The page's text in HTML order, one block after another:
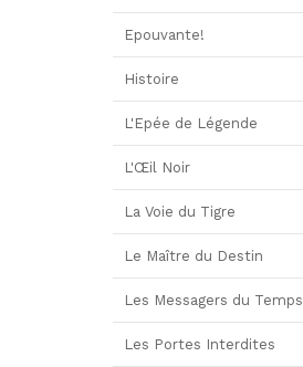
Epouvante!
Histoire
L'Epée de Légende
L'Œil Noir
La Voie du Tigre
Le Maître du Destin
Les Messagers du Temps
Les Portes Interdites